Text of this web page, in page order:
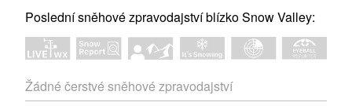
Poslední sněhové zpravodajství blízko Snow Valley:
Žádné čerstvé sněhové zpravodajství